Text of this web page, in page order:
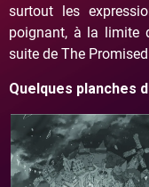
surtout les
poignant, à la limite
suite de The
Quelques planches